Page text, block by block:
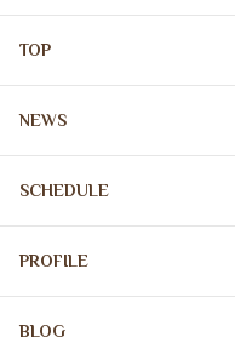
TOP
NEWS
SCHEDULE
PROFILE
BLOG